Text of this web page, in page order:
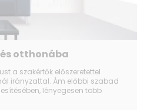
otthonába
a szakértők előszeretettel
irányzattal. Ám előbbi szabad
lényegesen több